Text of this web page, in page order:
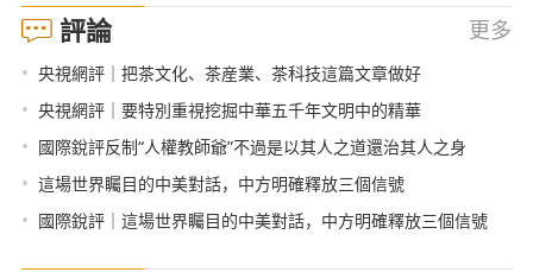
評論 更多
• 央視網評｜把茶文化、茶産業、茶科技這篇文章做好
• 央視網評｜要特別重視挖掘中華五千年文明中的精華
• 國際銳評反制“人權教師爺”不過是以其人之道還治其人之身
• 這場世界矚目的中美對話，中方明確釋放三個信號
• 國際銳評｜這場世界矚目的中美對話，中方明確釋放三個信號